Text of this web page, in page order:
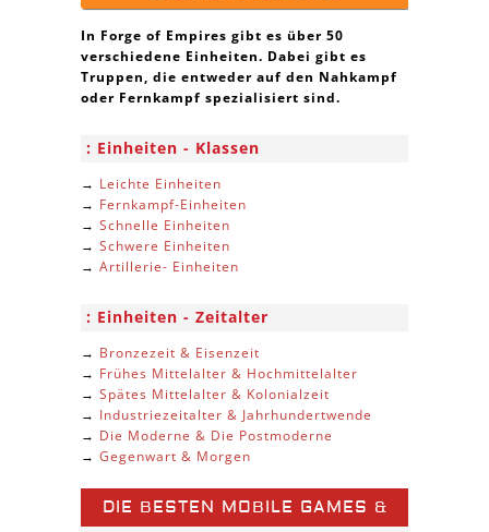
In Forge of Empires gibt es über 50
verschiedene Einheiten. Dabei gibt es
Truppen, die entweder auf den Nahkampf
oder Fernkampf spezialisiert sind.
Einheiten - Klassen
→ Leichte Einheiten
→ Fernkampf-Einheiten
→ Schnelle Einheiten
→ Schwere Einheiten
→ Artillerie- Einheiten
Einheiten - Zeitalter
→ Bronzezeit & Eisenzeit
→ Frühes Mittelalter & Hochmittelalter
→ Spätes Mittelalter & Kolonialzeit
→ Industriezeitalter & Jahrhundertwende
→ Die Moderne & Die Postmoderne
→ Gegenwart & Morgen
DIE BESTEN MOBILE GAMES &